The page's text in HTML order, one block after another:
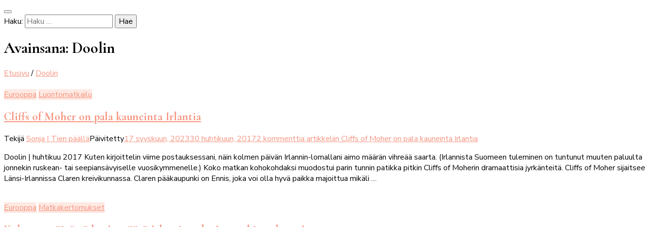
Haku:
Avainsana: Doolin
Etusivu / Doolin
Eurooppa Luontomatkailu
Cliffs of Moher on pala kauneinta Irlantia
Tekijä Sonja | Tien päälläPäivitetty17 syyskuun, 202330 huhtikuun, 20172 kommenttia artikkeliin Cliffs of Moher on pala kauneinta Irlantia
Doolin | huhtikuu 2017 Kuten kirjoittelin viime postauksessani, näin kolmen päivän Irlannin-lomallani aimo määrän vihreää saarta. (Irlannista Suomeen tuleminen on tuntunut muuten paluulta
jonnekin ruskean- tai seepiansävyiselle vuosikymmenelle.) Koko matkan kohokohdaksi muodostui parin tunnin patikka pitkin Cliffs of Moherin dramaattisia jyrkänteitä. Cliffs of Moher sijaitsee
Länsi-Irlannissa Claren kreivikunnassa. Claren pääkaupunki on Ennis, joka voi olla hyvä paikka majoittua mikäli …
Eurooppa Matkakertomukset